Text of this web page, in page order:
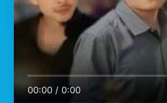
00:00 / 0:00